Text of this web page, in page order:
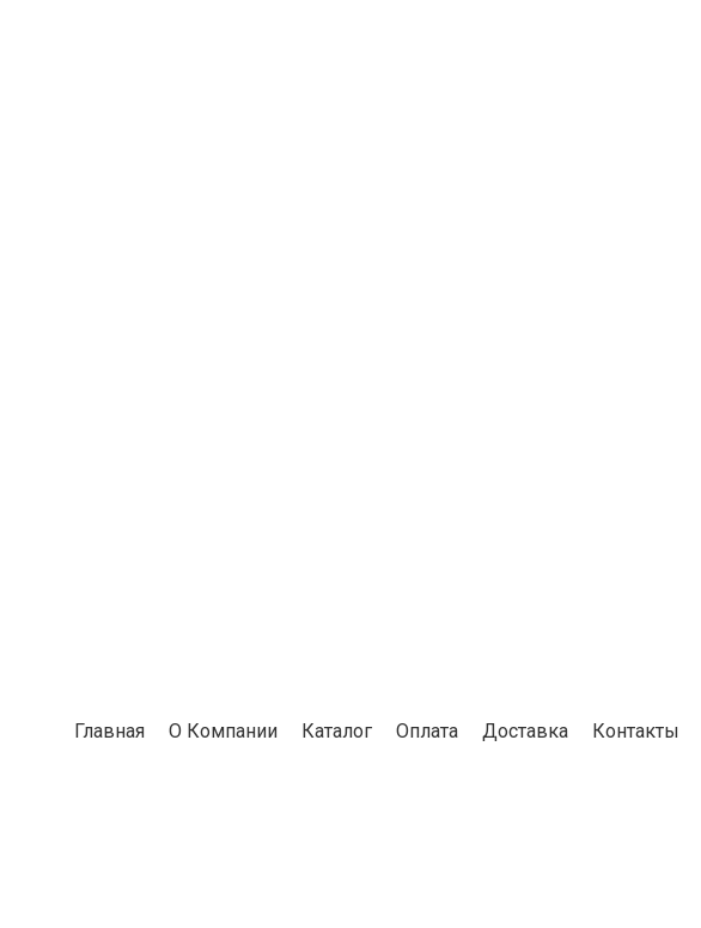
Главная О Компании Каталог Оплата Доставка Контакты